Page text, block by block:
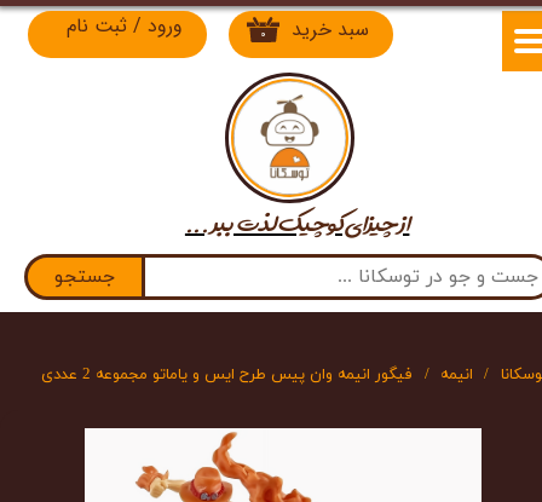
جستجو
۰ سبد خرید ورود / ثبت نام
حساب کاربری من
خروج از حساب کاربریاز چیزای کوچیک لذت​​​​​​​ ببر ...
انیمه فیگور انیمه وان پیس طرح ایس و یاماتو مجموعه 2 عددی